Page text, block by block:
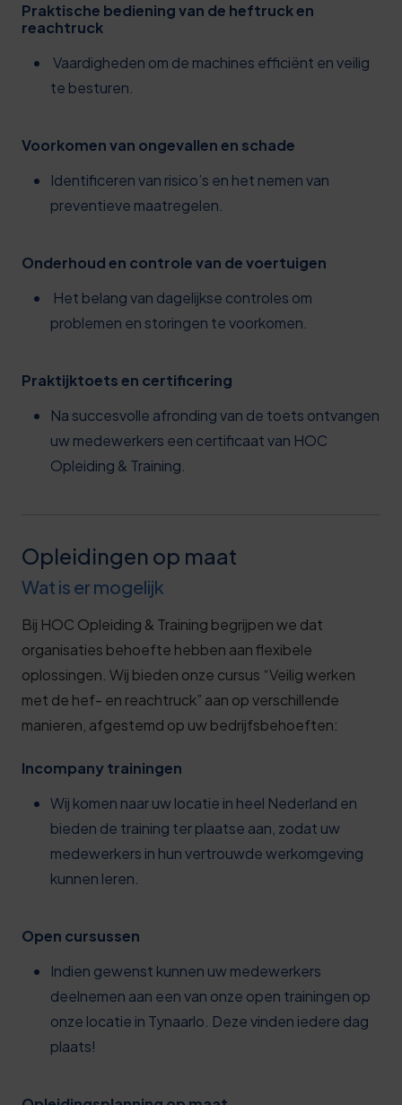
Praktische bediening van de heftruck en
reachtruck
Vaardigheden om de machines efficiënt en veilig
te besturen.
Voorkomen van ongevallen en schade
Identificeren van risico’s en het nemen van
preventieve maatregelen.
Onderhoud en controle van de voertuigen
Het belang van dagelijkse controles om
problemen en storingen te voorkomen.
Praktijktoets en certificering
Na succesvolle afronding van de toets ontvangen
uw medewerkers een certificaat van HOC
Opleiding & Training.
Opleidingen op maat
Wat is er mogelijk
Bij HOC Opleiding & Training begrijpen we dat
organisaties behoefte hebben aan flexibele
oplossingen. Wij bieden onze cursus “Veilig werken
met de hef- en reachtruck” aan op verschillende
manieren, afgestemd op uw bedrijfsbehoeften:
Incompany trainingen
Wij komen naar uw locatie in heel Nederland en
bieden de training ter plaatse aan, zodat uw
medewerkers in hun vertrouwde werkomgeving
kunnen leren.
Open cursussen
Indien gewenst kunnen uw medewerkers
deelnemen aan een van onze open trainingen op
onze locatie in Tynaarlo. Deze vinden iedere dag
plaats!